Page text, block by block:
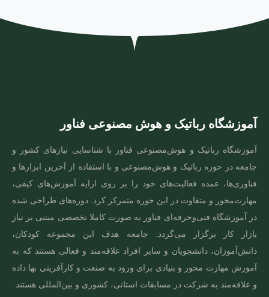
رباتیک و هوش مصنوعی فناور
رباتیک و هوش‌مصنوعی فناور با شناسایی نیازهای کشور و
در حوزه رباتیک و هوش‌مصنوعی و با استفاده از آخرین ابزارها و
عمده فعالیت‌های خود را بر روی ارایه آموزش‌های کیفی،
و متفاوت در این حوزه متمرکز کرد. دوره‌های طراحی شده
آموزشگاه فنی‌و‌حرفه‌ای فناور به صورت کاملا تخصصی مبتنی بر نیاز
کار برگزار می‌گردد. جامعه هدف این مجموعه کودکان،
دانشجویان و سایر افراد علاقه‌مند و فعالی هستند که به
مهارت‌ محور و بنیادی برای ورود به صنعت و کارآفرینی بها داده
علاقه‌مند به شرکت در مسابقات استانی، کشوری و بین‌المللی هستند.